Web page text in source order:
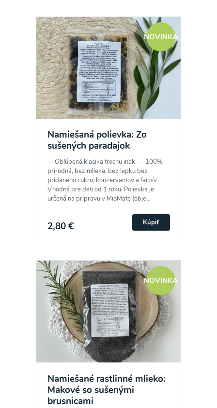
NOVINKA
Namiešaná polievka: Zo
sušených paradajok
-- Obľúbená klasika trochu inak. -- 100%
prírodná, bez mlieka, bez lepku bez
pridaného cukru, konzervantov a farbív
Vhodná pre deti od 1 roku. Polievka je
určená na prípravu v MioMate (obje...
2,80 € Kúpiť
NOVINKA
Namiešané rastlinné mlieko:
Makové so sušenými
brusnicami